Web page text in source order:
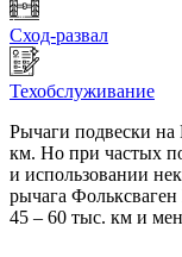
Сход-развал
Техобслуживание
Рычаги подвески
км. Но при частых
и использовании
рычага
45 – 60 тыс. км и